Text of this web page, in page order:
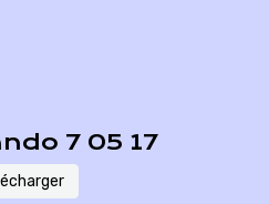
7 05 17